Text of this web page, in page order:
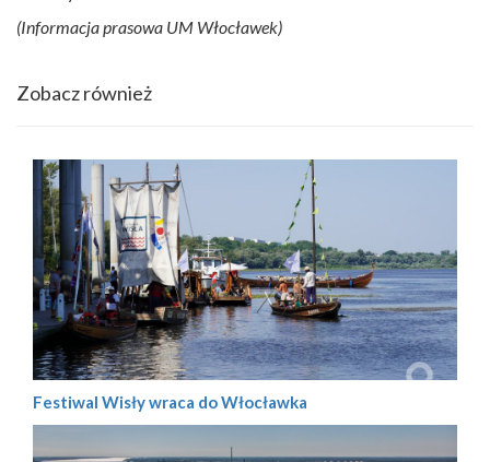
(Informacja prasowa UM Włocławek)
Zobacz również
Festiwal Wisły wraca do Włocławka